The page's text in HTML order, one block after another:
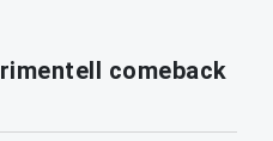
comeback